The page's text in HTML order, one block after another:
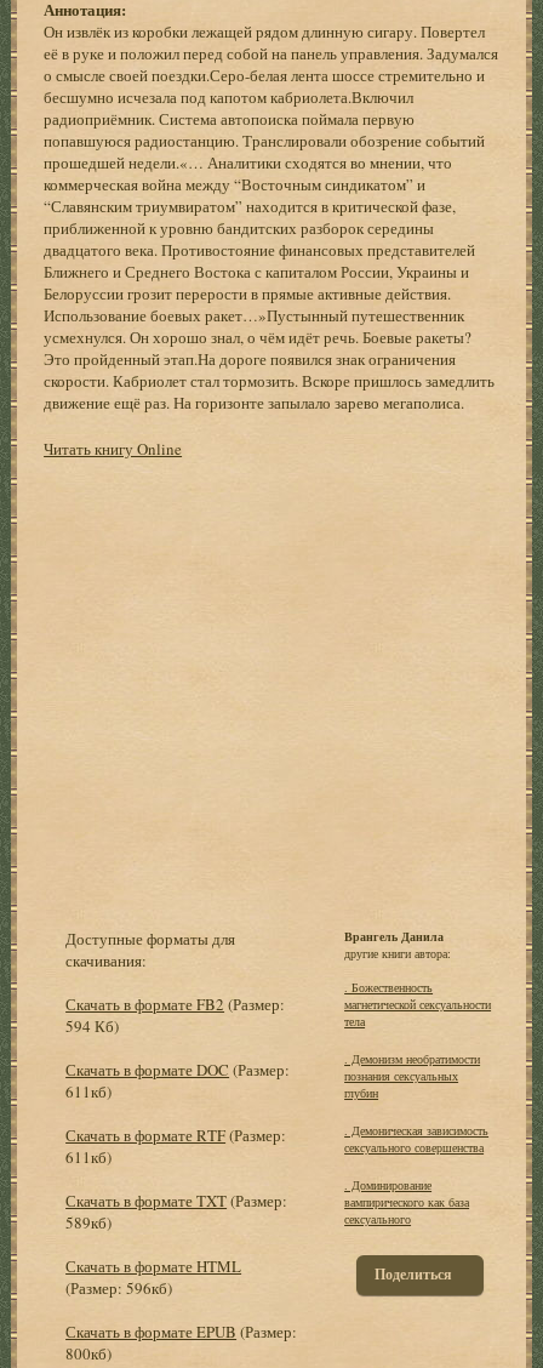
Аннотация:
Он извлёк из коробки лежащей рядом длинную сигару. Повертел
её в руке и положил перед собой на панель управления. Задумался
о смысле своей поездки.Серо-белая лента шоссе стремительно и
бесшумно исчезала под капотом кабриолета.Включил
радиоприёмник. Система автопоиска поймала первую
попавшуюся радиостанцию. Транслировали обозрение событий
прошедшей недели.«… Аналитики сходятся во мнении, что
коммерческая война между “Восточным синдикатом” и
“Славянским триумвиратом” находится в критической фазе,
приближенной к уровню бандитских разборок середины
двадцатого века. Противостояние финансовых представителей
Ближнего и Среднего Востока с капиталом России, Украины и
Белоруссии грозит перерости в прямые активные действия.
Использование боевых ракет…»Пустынный путешественник
усмехнулся. Он хорошо знал, о чём идёт речь. Боевые ракеты?
Это пройденный этап.На дороге появился знак ограничения
скорости. Кабриолет стал тормозить. Вскоре пришлось замедлить
движение ещё раз. На горизонте запылало зарево мегаполиса.
Читать книгу Online
Доступные форматы для
скачивания:
Скачать в формате FB2 (Размер:
594 Кб)
Скачать в формате DOC (Размер:
611кб)
Скачать в формате RTF(Размер:
611кб)
Скачать в формате TXT(Размер:
589кб)
Скачать в формате HTML
(Размер: 596кб)
Скачать в формате EPUB (Размер:
800кб)
Врангель Данила
другие книги автора:
. Божественность
магнетической сексуальности
тела
. Демонизм необратимости
познания сексуальных
глубин
. Демоническая зависимость
сексуального совершенства
. Доминирование
вампирического как база
сексуального
Поделиться